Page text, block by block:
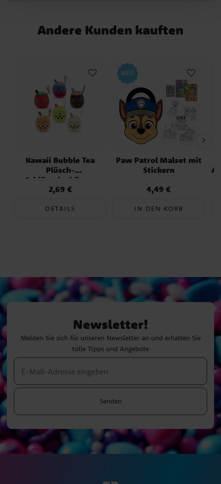
Andere Kunden kauften
Kawaii Bubble Tea
Plüsch-
Schlüsselanhänger
Preis:2,69 €
2,69 €
DETAILS
Paw Patrol Malset mit
Stickern
Preis:4,49 €
4,49 €
IN DEN KORB
Newsletter!
Melden Sie sich für unseren Newsletter an und erhalten Sie
tolle Tipps und Angebote
Senden